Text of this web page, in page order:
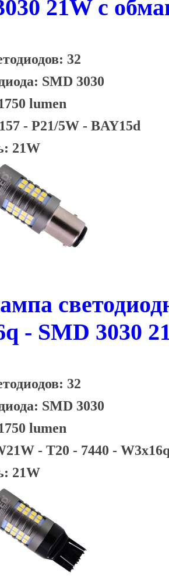
21W c
32
SMD 3030
lumen
- P21/5W - BAY15d
21W
- SMD 3030
32
SMD 3030
lumen
- T20 - 7440 -
21W